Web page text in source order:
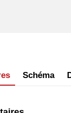
Schéma